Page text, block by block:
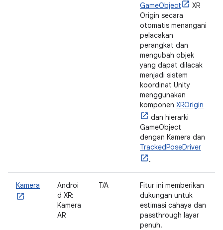
GameObject
XR
Origin secara
otomatis menangani
pelacakan
perangkat dan
mengubah objek
yang dapat dilacak
menjadi sistem
koordinat Unity
menggunakan
komponen XROrigin
dan hierarki
GameObject
dengan Kamera dan
TrackedPoseDriver
.
Kamera
Androi
d XR:
Kamera
AR
T/A
Fitur ini memberikan
dukungan untuk
estimasi cahaya dan
passthrough layar
penuh.